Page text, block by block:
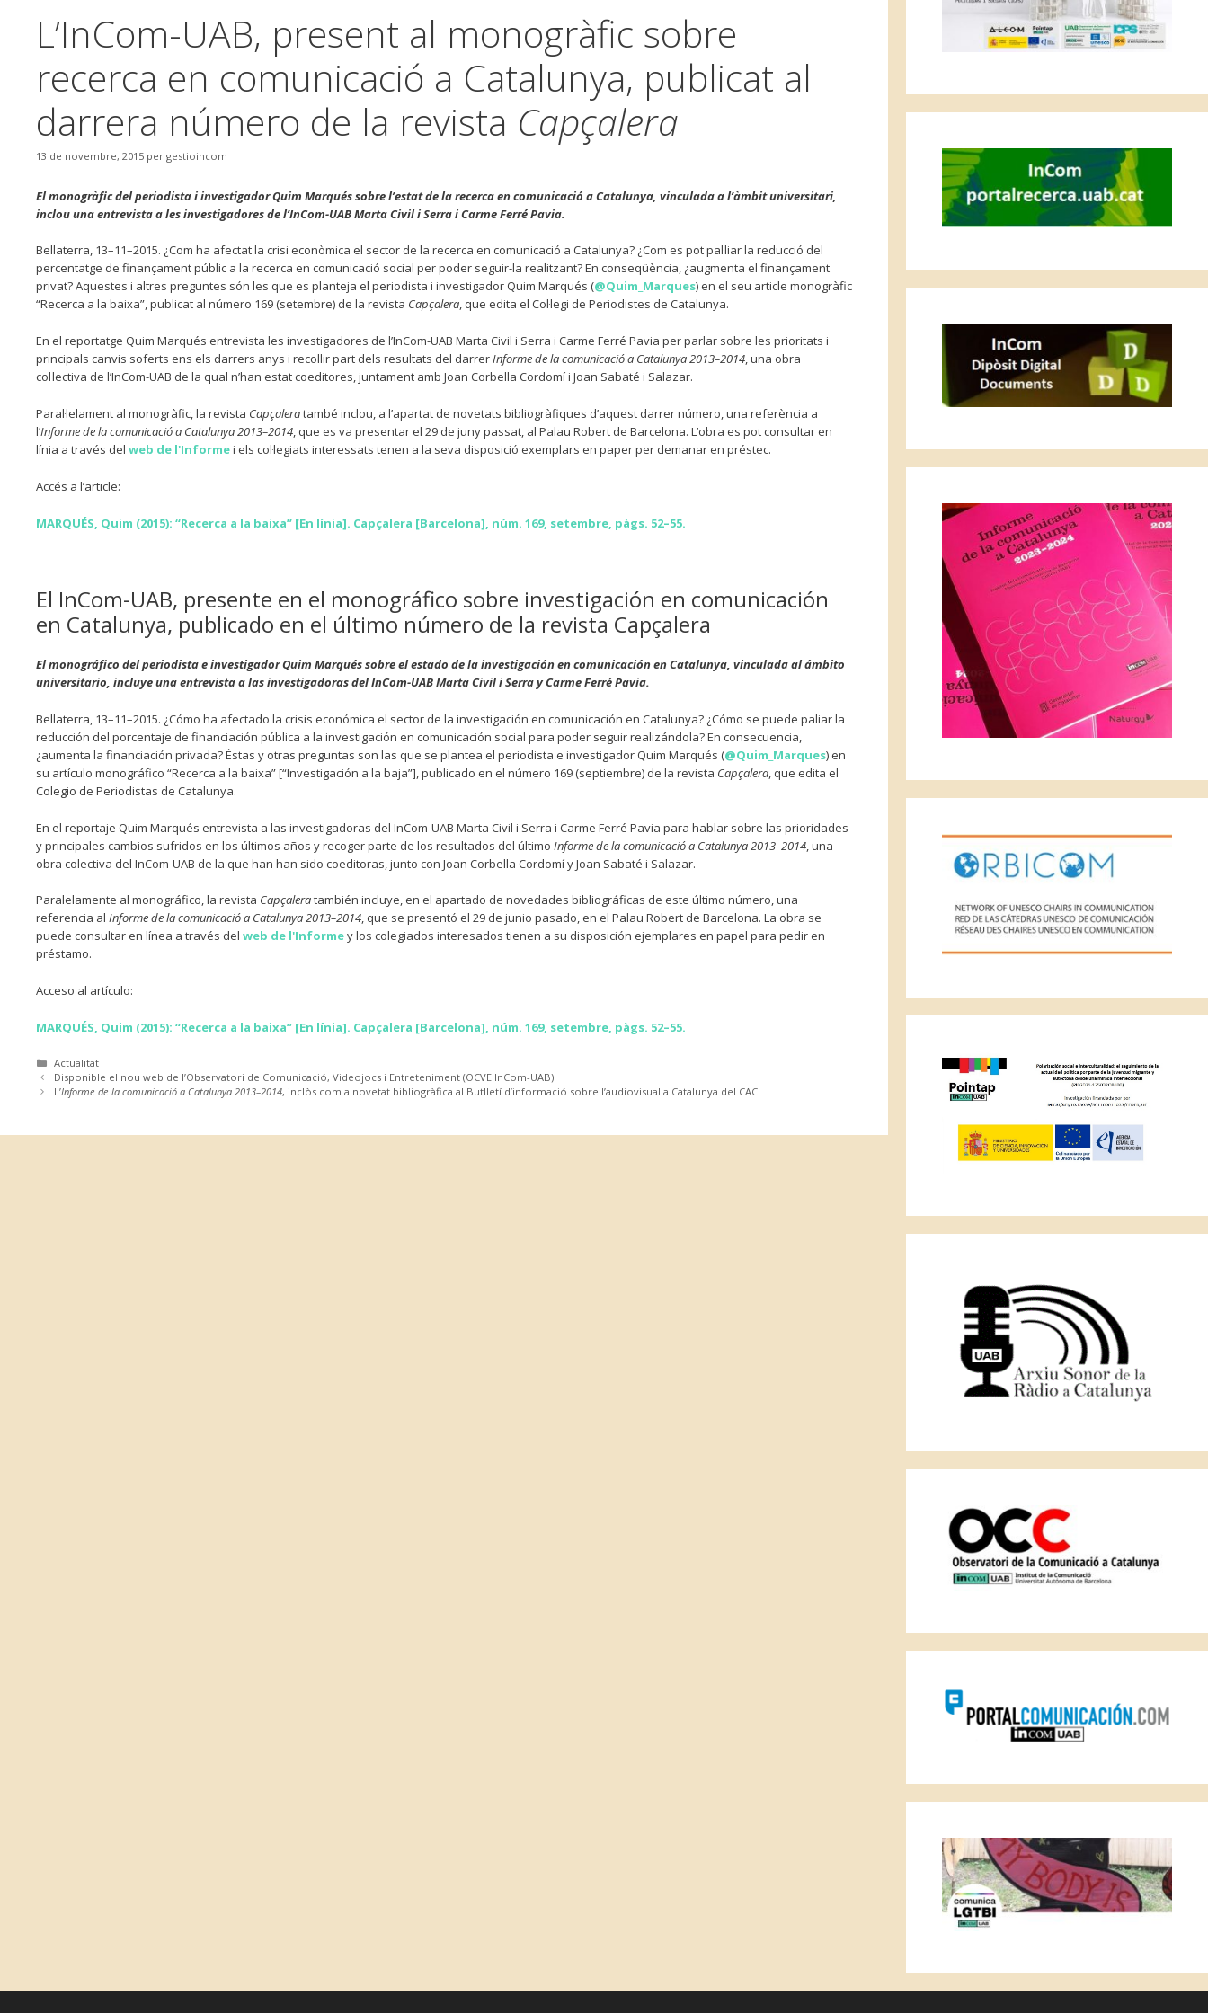
L’InCom-UAB, present al monogràfic sobre
recerca en comunicació a Catalunya, publicat al
darrera número de la revista Capçalera
13 de novembre, 2015 per gestioincom
El monogràfic del periodista i investigador Quim Marqués sobre l’estat de la recerca en comunicació a Catalunya, vinculada a l’àmbit universitari,
inclou una entrevista a les investigadores de l’InCom-UAB Marta Civil i Serra i Carme Ferré Pavia.
Bellaterra, 13–11–2015. ¿Com ha afectat la crisi econòmica el sector de la recerca en comunicació a Catalunya? ¿Com es pot pal·liar la reducció del
percentatge de finançament públic a la recerca en comunicació social per poder seguir-la realitzant? En conseqüència, ¿augmenta el finançament
privat? Aquestes i altres preguntes són les que es planteja el periodista i investigador Quim Marqués (@Quim_Marques) en el seu article monogràfic
“Recerca a la baixa”, publicat al número 169 (setembre) de la revista Capçalera, que edita el Col·legi de Periodistes de Catalunya.
En el reportatge Quim Marqués entrevista les investigadores de l’InCom-UAB Marta Civil i Serra i Carme Ferré Pavia per parlar sobre les prioritats i
principals canvis soferts ens els darrers anys i recollir part dels resultats del darrerInforme de la comunicació a Catalunya 2013–2014, una obra
col·lectiva de l’InCom-UAB de la qual n’han estat coeditores, juntament amb Joan Corbella Cordomí i Joan Sabaté i Salazar.
Paral·lelament al monogràfic, la revista Capçaleratambé inclou, a l’apartat de novetats bibliogràfiques d’aquest darrer número, una referència a
l’Informe de la comunicació a Catalunya 2013–2014, que es va presentar el 29 de juny passat, al Palau Robert de Barcelona. L’obra es pot consultar en
línia a través del web de l'Informei els col·legiats interessats tenen a la seva disposició exemplars en paper per demanar en préstec.
Accés a l’article:
MARQUÉS, Quim (2015): “Recerca a la baixa” [En línia]. Capçalera [Barcelona], núm. 169, setembre, pàgs. 52–55.
El InCom-UAB, presente en el monográfico sobre investigación en comunicación
en Catalunya, publicado en el último número de la revista Capçalera
El monográfico del periodista e investigador Quim Marqués sobre el estado de la investigación en comunicación en Catalunya, vinculada al ámbito
universitario, incluye una entrevista a las investigadoras del InCom-UAB Marta Civil i Serra y Carme Ferré Pavia.
Bellaterra, 13–11–2015. ¿Cómo ha afectado la crisis económica el sector de la investigación en comunicación en Catalunya? ¿Cómo se puede paliar la
reducción del porcentaje de financiación pública a la investigación en comunicación social para poder seguir realizándola? En consecuencia,
¿aumenta la financiación privada? Éstas y otras preguntas son las que se plantea el periodista e investigador Quim Marqués (@Quim_Marques) en
su artículo monográfico “Recerca a la baixa” [“Investigación a la baja”], publicado en el número 169 (septiembre) de la revista Capçalera, que edita el
Colegio de Periodistas de Catalunya.
En el reportaje Quim Marqués entrevista a las investigadoras del InCom-UAB Marta Civil i Serra i Carme Ferré Pavia para hablar sobre las prioridades
y principales cambios sufridos en los últimos años y recoger parte de los resultados del último Informe de la comunicació a Catalunya 2013–2014, una
obra colectiva del InCom-UAB de la que han han sido coeditoras, junto con Joan Corbella Cordomí y Joan Sabaté i Salazar.
Paralelamente al monográfico, la revista Capçaleratambién incluye, en el apartado de novedades bibliográficas de este último número, una
referencia al Informe de la comunicació a Catalunya 2013–2014, que se presentó el 29 de junio pasado, en el Palau Robert de Barcelona. La obra se
puede consultar en línea a través del web de l'Informey los colegiados interesados tienen a su disposición ejemplares en papel para pedir en
préstamo.
Acceso al artículo:
MARQUÉS, Quim (2015): “Recerca a la baixa” [En línia]. Capçalera [Barcelona], núm. 169, setembre, pàgs. 52–55.
Categories
Actualitat
Disponible el nou web de l’Observatori de Comunicació, Videojocs i Entreteniment (OCVE InCom-UAB)
L’Informe de la comunicació a Catalunya 2013–2014, inclòs com a novetat bibliogràfica al Butlletí d’informació sobre l’audiovisual a Catalunya del CAC